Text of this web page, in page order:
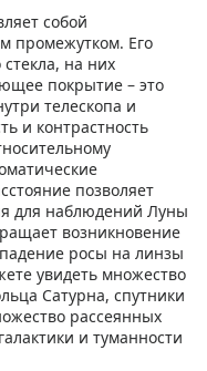
собой
промежутком. Его
на них
покрытие – это
телескопа и
и контрастность
позволяет
для наблюдений Луны
возникновение
росы на линзы
увидеть множество
Сатурна, спутники
рассеянных
и туманности